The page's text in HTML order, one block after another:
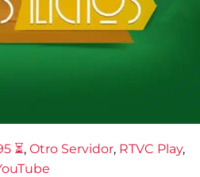
⏳, Otro Servidor, RTVC Play